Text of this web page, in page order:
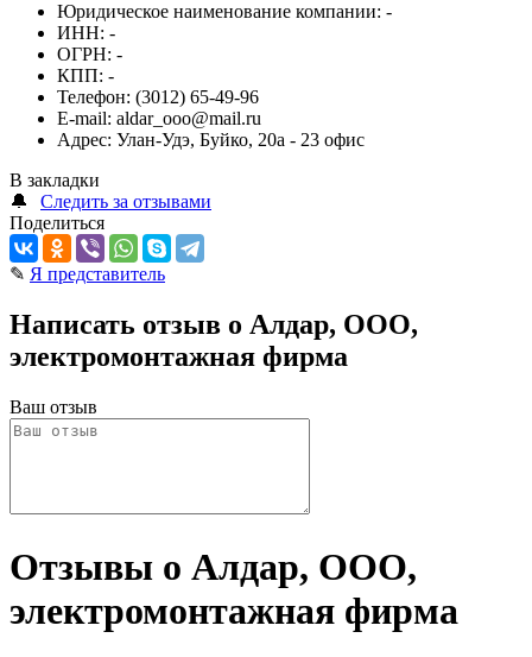
Юридическое наименование компании: -
ИНН: -
ОГРН: -
КПП: -
Телефон: (3012) 65-49-96
E-mail: aldar_ooo@mail.ru
Адрес: Улан-Удэ, Буйко, 20а - 23 офис
В закладки
🔔
Следить за отзывами
Поделиться
✎ Я представитель
Написать отзыв о Алдар, ООО,
электромонтажная фирма
Ваш отзыв
Отзывы о Алдар, ООО,
электромонтажная фирма